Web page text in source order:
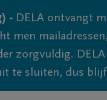
- DELA ontvangt
men
zorgvuldig.
te sluiten, dus blijf